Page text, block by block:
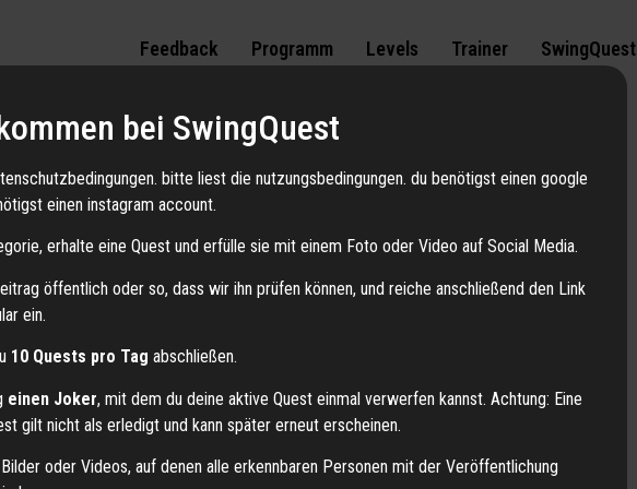
Feedback Programm Levels Trainer SwingQuest
Art.
kennenzulernen und besondere Momente zu erleben.
und deine Fortschritte zu speichern.
bei SwingQuest
bitte liest die nutzungsbedingungen. du benötigst einen google
einen instagram account.
erhalte eine Quest und erfülle sie mit einem Foto oder Video auf Social Media.
öffentlich oder so, dass wir ihn prüfen können, und reiche anschließend den Link
ein.
10 Quests pro Tag abschließen.
einen Joker, mit dem du deine aktive Quest einmal verwerfen kannst. Achtung: Eine
gilt nicht als erledigt und kann später erneut erscheinen.
oder Videos, auf denen alle erkennbaren Personen mit der Veröffentlichung